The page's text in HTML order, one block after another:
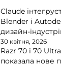
Claude
Blender і
дизайн-
30 квітня, 2026
Razr 70 і 70
показала нове